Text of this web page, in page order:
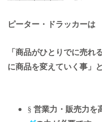
ピーター・ドラッカーは
「商品がひとりでに売れ
に商品を変えていく事」
§ 営業力・販売力を